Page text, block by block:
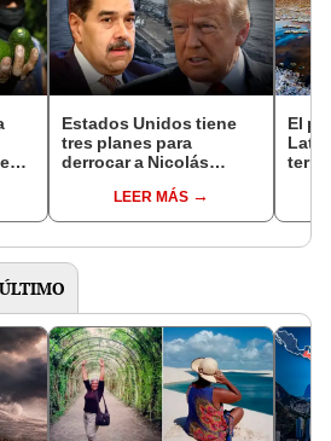
Estados Unidos tiene
tres planes para
derrocar a Nicolás
Venezuela, según el NYT
LEER MÁS
El
el